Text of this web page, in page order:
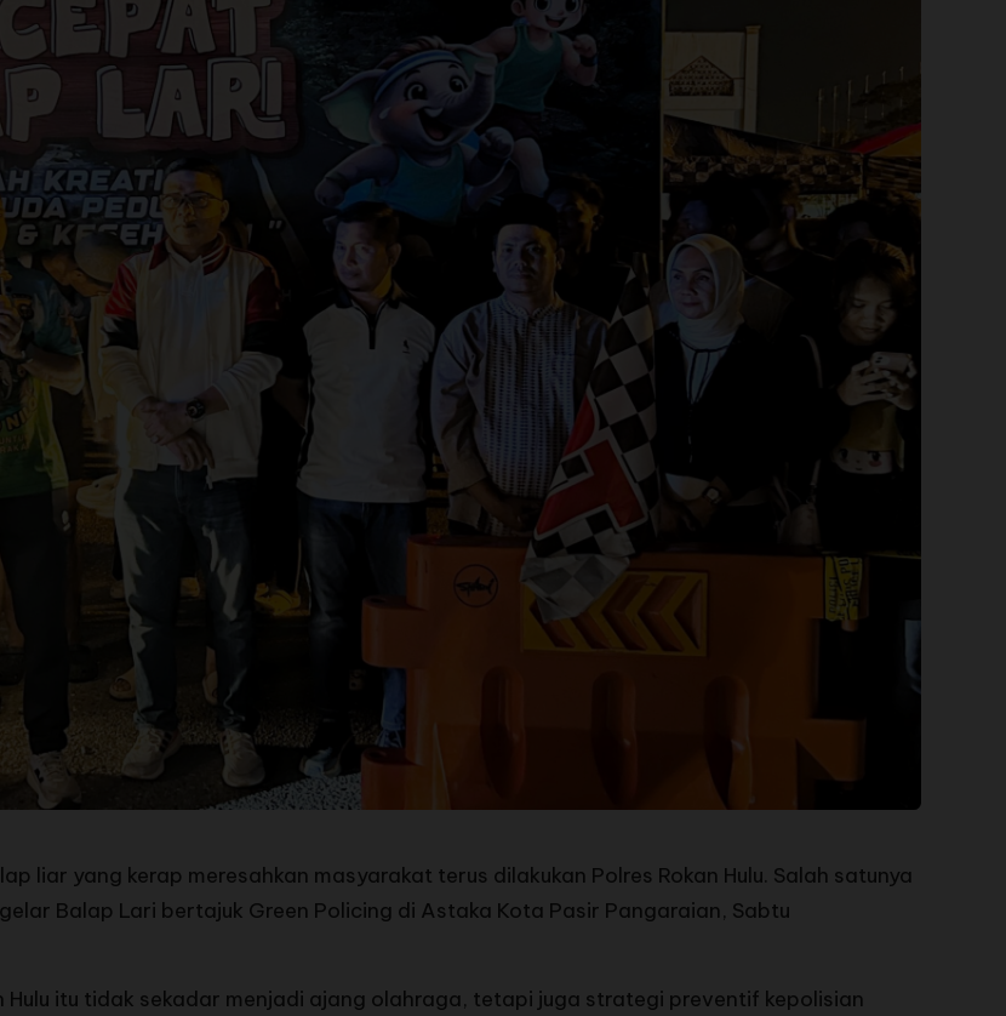
liar yang kerap meresahkan masyarakat terus dilakukan Polres Rokan Hulu. Salah satunya
Balap Lari bertajuk Green Policing di Astaka Kota Pasir Pangaraian, Sabtu
Hulu itu tidak sekadar menjadi ajang olahraga, tetapi juga strategi preventif kepolisian